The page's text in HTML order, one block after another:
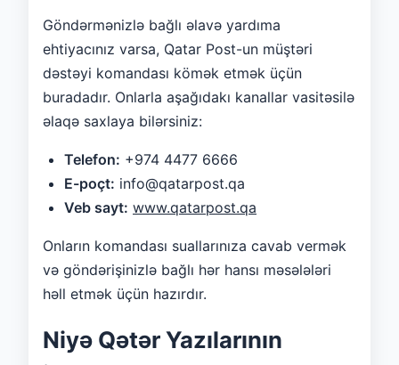
Göndərmənizlə bağlı əlavə yardıma
ehtiyacınız varsa, Qatar Post-un müştəri
dəstəyi komandası kömək etmək üçün
buradadır. Onlarla aşağıdakı kanallar vasitəsilə
əlaqə saxlaya bilərsiniz:
Telefon: +974 4477 6666
E-poçt: info@qatarpost.qa
Veb sayt: www.qatarpost.qa
Onların komandası suallarınıza cavab vermək
və göndərişinizlə bağlı hər hansı məsələləri
həll etmək üçün hazırdır.
Niyə Qətər Yazılarının